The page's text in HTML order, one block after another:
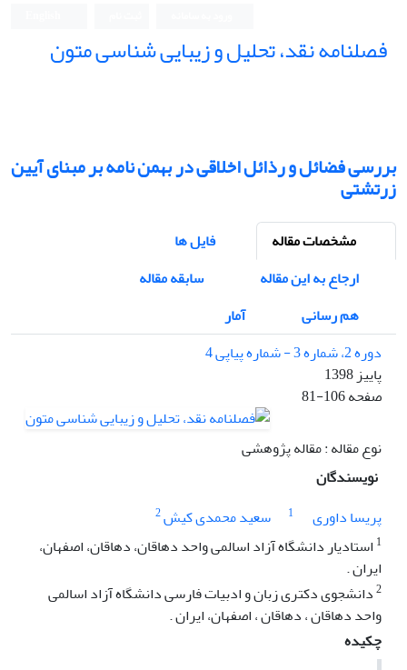
فصلنامه نقد، تحلیل و زیبایی شناسی متون
بررسی فضائل و رذائل اخلاقی در بهمن نامه بر مبنای آیین
زرتشتی
مشخصات مقاله
فایل ها
ارجاع به این مقاله
سابقه مقاله
هم رسانی
آمار
دوره 2، شماره 3 - شماره پیاپی 4
پاییز 1398
صفحه81-106
نوع مقاله : مقاله پژوهشی
نویسندگان
پریسا داوری
1 سعید محمدی کیش2
1 استادیار دانشگاه آزاد اسالمی واحد دهاقان، دهاقان، اصفهان،
ایران .
2دانشجوی دکتری زبان و ادبیات فارسی دانشگاه آزاد اسالمی
واحد دهاقان ، دهاقان ، اصفهان، ایران .
چکیده